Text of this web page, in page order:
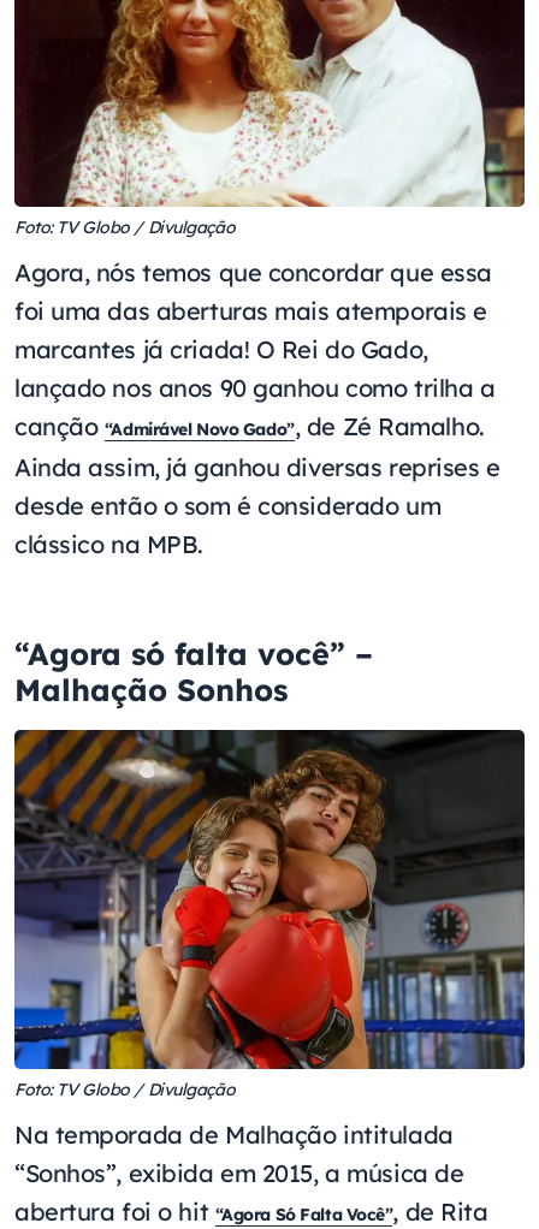
Foto: TV Globo / Divulgação
Agora, nós temos que concordar que essa
foi uma das aberturas mais atemporais e
marcantes já criada! O Rei do Gado,
lançado nos anos 90 ganhou como trilha a
canção “Admirável Novo Gado”, de Zé Ramalho.
Ainda assim, já ganhou diversas reprises e
desde então o som é considerado um
clássico na MPB.
“Agora só falta você” –
Malhação Sonhos
Foto: TV Globo / Divulgação
Na temporada de Malhação intitulada
“Sonhos”, exibida em 2015, a música de
abertura foi o hit “Agora Só Falta Você”, de Rita